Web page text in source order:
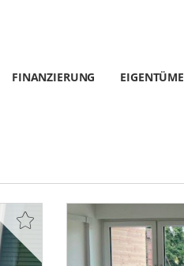
FINANZIERUNG